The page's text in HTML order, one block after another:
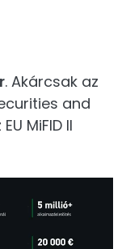
. Akárcsak az
and
MiFID II